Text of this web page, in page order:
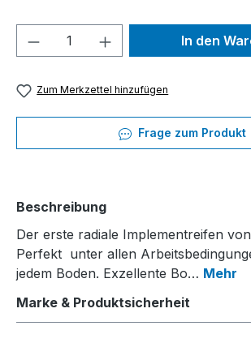
Produkt Anzahl: Gib den
In den
Zum Merkzettel hinzufügen
Frage zum Produkt
Beschreibung
Der erste radiale Implementreifen
Perfekt unter allen
jedem Boden. Exzellente Bo… Mehr
Marke & Produktsicherheit